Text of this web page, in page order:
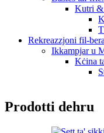
Kutri
Rekreazzjoni fil-
Ikkampjar u
Kċina
Prodotti dehru